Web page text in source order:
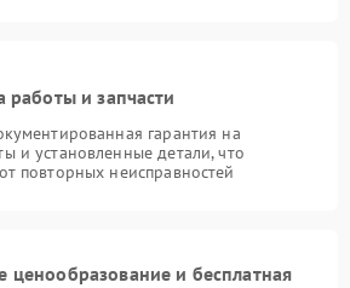
работы и запчасти
гарантия на
и установленные детали, что
повторных неисправностей
ценообразование и бесплатная